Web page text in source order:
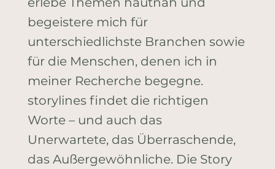
begeistere mich für
unterschiedlichste Branchen sowie
für die Menschen, denen ich in
meiner Recherche begegne.
storylines findet die richtigen
Worte – und auch das
Unerwartete, das Überraschende,
das Außergewöhnliche. Die Story